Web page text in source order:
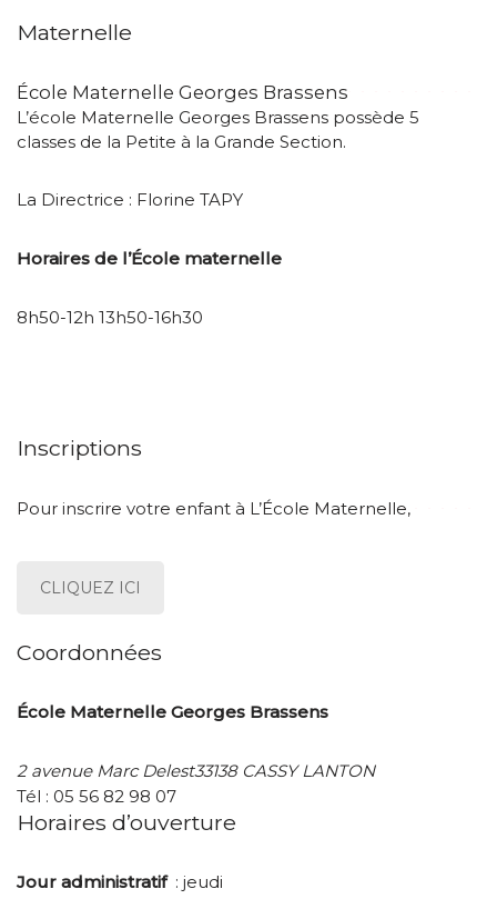
Maternelle
École Maternelle Georges Brassens
L’école Maternelle Georges Brassens possède 5
classes de la Petite à la Grande Section.
La Directrice : Florine TAPY
Horaires de l’École maternelle
8h50-12h 13h50-16h30
Inscriptions
Pour inscrire votre enfant à L’École Maternelle,
CLIQUEZ ICI
Coordonnées
École Maternelle Georges Brassens
2 avenue Marc Delest33138 CASSY LANTON
Tél : 05 56 82 98 07
Horaires d’ouverture
Jour administratif : jeudi